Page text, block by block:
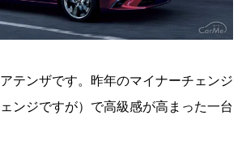
テンザです。昨年のマイナーチェンジ
ンジですが）で高級感が高まった一台